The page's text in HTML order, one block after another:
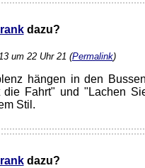
dazu?
um 22 Uhr 21 (Permalink)
hängen in den
die Fahrt" und "Lachen
Stil.
dazu?